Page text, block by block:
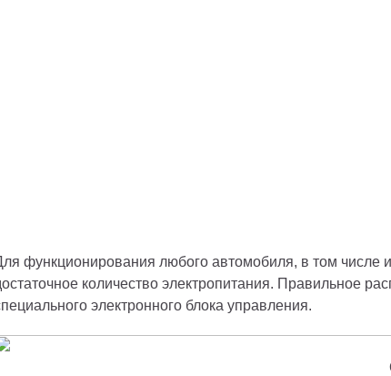
функционирования любого автомобиля, в том числе
количество электропитания. Правильное
электронного блока управления.